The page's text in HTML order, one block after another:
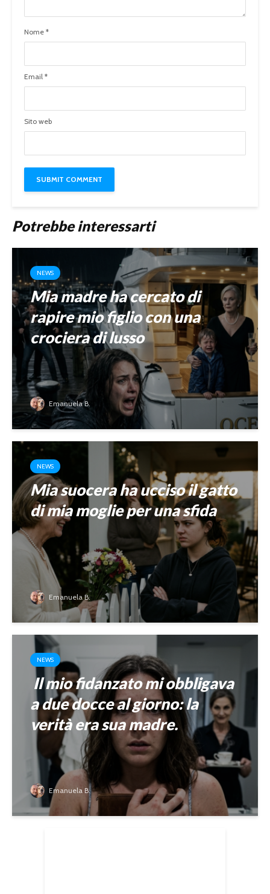
Nome *
Email *
Sito web
Potrebbe interessarti
NEWS
Mia madre ha cercato di
rapire mio figlio con una
crociera di lusso
Emanuela B.
NEWS
Mia suocera ha ucciso il gatto
di mia moglie per una sfida
Emanuela B.
NEWS
Il mio fidanzato mi obbligava
a due docce al giorno: la
verità era sua madre.
Emanuela B.